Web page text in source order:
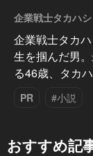
企業戦士タカハ
企業戦士タカ
生を掴んだ男
る46歳、タカ
PR #小説
おすすめ記